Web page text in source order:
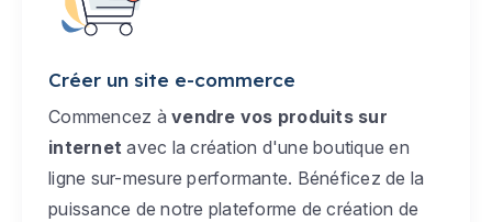
Créer un site e-commerce
Commencez à vendre vos produits sur
internet avec la création d'une boutique en
ligne sur-mesure performante. Bénéficez de la
puissance de notre plateforme de création de